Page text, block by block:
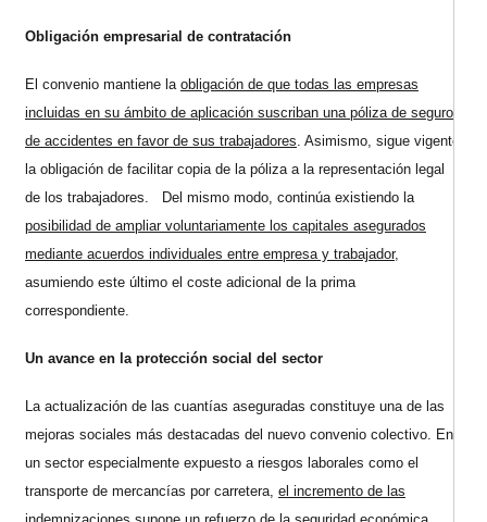
Obligación empresarial de contratación
El convenio mantiene la obligación de que todas las empresas
incluidas en su ámbito de aplicación suscriban una póliza de seguro
de accidentes en favor de sus trabajadores . Asimismo, sigue vigente
la obligación de facilitar copia de la póliza a la representación legal
de los trabajadores. Del mismo modo, continúa existiendo la
posibilidad de ampliar voluntariamente los capitales asegurados
mediante acuerdos individuales entre empresa y trabajador,
asumiendo este último el coste adicional de la prima
correspondiente.
Un avance en la protección social del sector
La actualización de las cuantías aseguradas constituye una de las
mejoras sociales más destacadas del nuevo convenio colectivo. En
un sector especialmente expuesto a riesgos laborales como el
transporte de mercancías por carretera, el incremento de las